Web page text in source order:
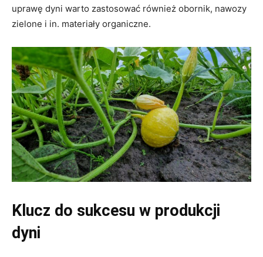
uprawę dyni warto zastosować również obornik, nawozy
zielone i in. materiały organiczne.
Klucz do sukcesu w produkcji
dyni